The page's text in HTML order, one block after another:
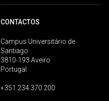
CONTACTOS
Campus Universitário de
Santiago
3810-193 Aveiro
Portugal
+351 234 370 200